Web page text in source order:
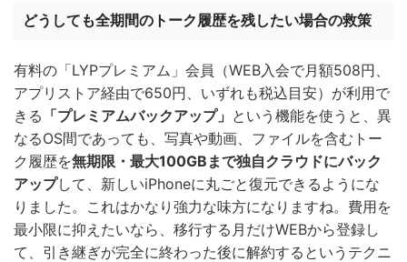
どうしても全期間のトーク履歴を残したい場合の救策
有料の「LYPプレミアム」会員（WEB入会で月額508円、
アプリストア経由で650円、いずれも税込目安）が利用で
きる 「プレミアムバックアップ」 という機能を使うと、異
なるOS間であっても、写真や動画、ファイルを含むトー
ク履歴を無期限・最大100GBまで独自クラウドにバック
アップして、新しいiPhoneに丸ごと復元できるようにな
りました。これはかなり強力な味方になりますね。費用を
最小限に抑えたいなら、移行する月だけWEBから登録し
て、引き継ぎが完全に終わった後に解約するというテクニ